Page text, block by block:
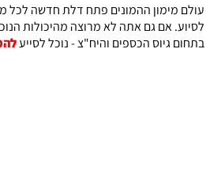
עולם מימון ההמונים פתח דלת חדשה לכל
לסיוע. אם גם אתה לא מרוצה מהיכולות
בתחום גיוס הכספים והיח"צ - נוכל לסייע